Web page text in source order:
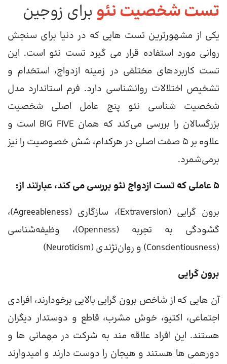
تست شخصیت نئو برای زوجین
یکی از مشهورترین تست هایی که در دنیا برای سنجش
روانی مورد استفاده قرار می گیرد تست نئو است. این
تست کاربردهای مختلفی در زمینه ازدواج، استخدام و
تشخیص اختلالات روانشناسی دارد. فرم استاندارد مدل
شخصیت شناسی نئو پنج عامل اصلی شخصیت
بزرگسالان را بررسی می‌کند که همان BIG FIVE است و
علاوه بر ۵ صفت اصلی در هرکدام، شش خصوصیت را نیز
برمی‌شمرد.
5 عاملی که تست ازدواج نئو بررسی می کند، عبارتند از:
برون‌ گرایی (Extraversion)، سازگاری (Agreeableness)،
گشودگی به تجربه (Openness)، وظیفه‌شناسی
(Conscientiousness) و روان‌نژندی (Neuroticism)
برون گرایی
آن هایی که از شاخص برون گرایی بالایی برخودارند، افرادی
اجتماعی، اکتیو، خوش مشرب، قاطع و دوستدار دیگران
هستند. این افراد علاقه مند به شرکت در مهمانی ها و
دورهمی ها هستند و هیجان را دوست دارند و امیدوارند